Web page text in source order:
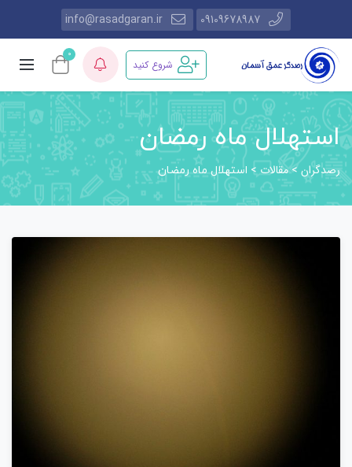
09109678987
info@rasadgaran.ir
شروع کنید
0
استهلال ماه رمضان
رصدگران>مقالات> استهلال ماه رمضان